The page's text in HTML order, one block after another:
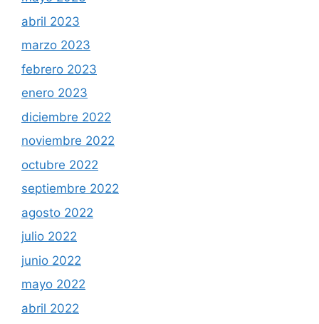
abril 2023
marzo 2023
febrero 2023
enero 2023
diciembre 2022
noviembre 2022
octubre 2022
septiembre 2022
agosto 2022
julio 2022
junio 2022
mayo 2022
abril 2022